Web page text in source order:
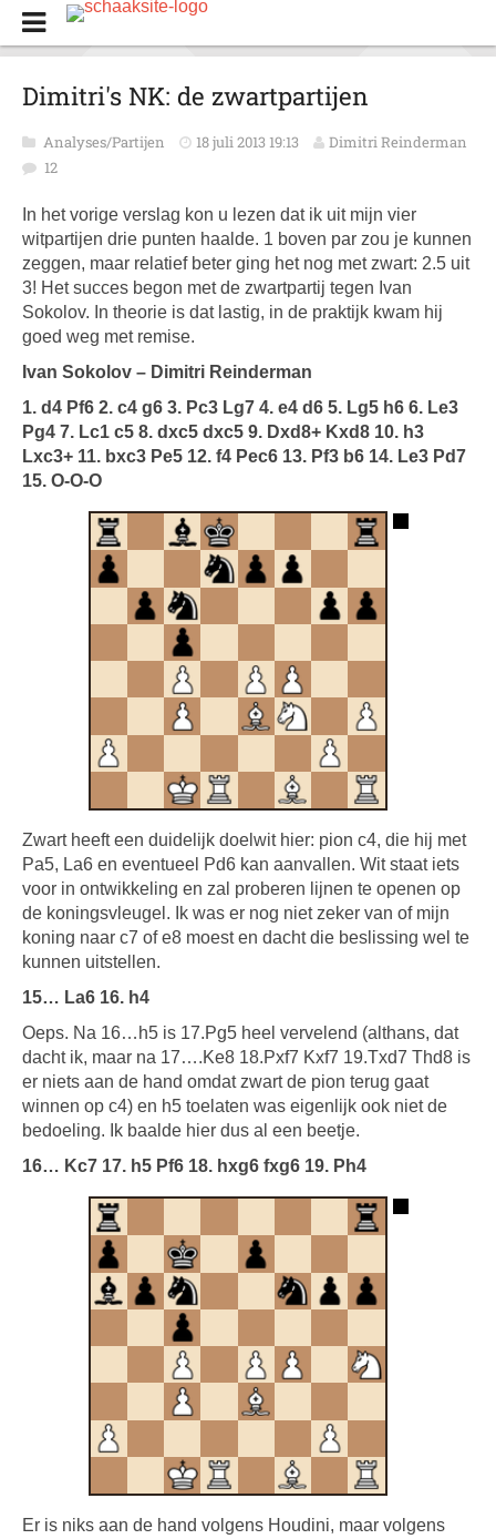
Dimitri's NK: de zwartpartijen
Analyses/Partijen 18 juli 2013 19:13
Dimitri Reinderman
12
In het vorige verslag kon u lezen dat ik uit mijn vier
witpartijen drie punten haalde. 1 boven par zou je kunnen
zeggen, maar relatief beter ging het nog met zwart: 2.5 uit
3! Het succes begon met de zwartpartij tegen Ivan
Sokolov. In theorie is dat lastig, in de praktijk kwam hij
goed weg met remise.
Ivan Sokolov – Dimitri Reinderman
1. d4 Pf6 2. c4 g6 3. Pc3 Lg7 4. e4 d6 5. Lg5 h6 6. Le3
Pg4 7. Lc1 c5 8. dxc5 dxc5 9. Dxd8+ Kxd8 10. h3
Lxc3+ 11. bxc3 Pe5 12. f4 Pec6 13. Pf3 b6 14. Le3 Pd7
15. O-O-O
Zwart heeft een duidelijk doelwit hier: pion c4, die hij met
Pa5, La6 en eventueel Pd6 kan aanvallen. Wit staat iets
voor in ontwikkeling en zal proberen lijnen te openen op
de koningsvleugel. Ik was er nog niet zeker van of mijn
koning naar c7 of e8 moest en dacht die beslissing wel te
kunnen uitstellen.
15… La6 16. h4
Oeps. Na 16…h5 is 17.Pg5 heel vervelend (althans, dat
dacht ik, maar na 17….Ke8 18.Pxf7 Kxf7 19.Txd7 Thd8 is
er niets aan de hand omdat zwart de pion terug gaat
winnen op c4) en h5 toelaten was eigenlijk ook niet de
bedoeling. Ik baalde hier dus al een beetje.
16… Kc7 17. h5 Pf6 18. hxg6 fxg6 19. Ph4
Er is niks aan de hand volgens Houdini, maar volgens